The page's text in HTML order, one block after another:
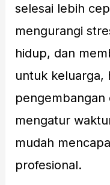
selesai lebih
mengurangi
hidup, dan
untuk keluarga,
pengembangan
mengatur
mudah
profesional.